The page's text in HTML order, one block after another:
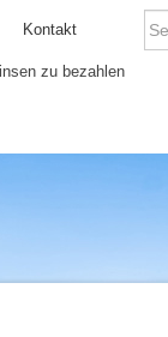
Kontakt
zu bezahlen